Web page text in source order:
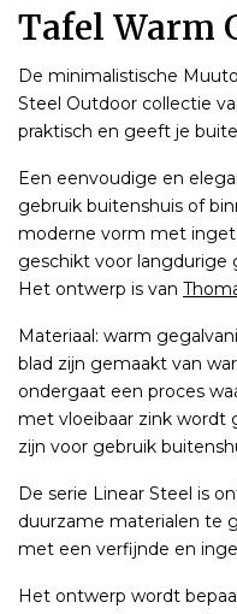
Tafel Warm
De minimalistische
Steel Outdoor collectie
praktisch en geeft je
Een eenvoudige en
gebruik buitenshuis of
moderne vorm met
geschikt voor langdurige
Het ontwerp is van
Materiaal: warm
blad zijn gemaakt van
ondergaat een proces
met vloeibaar zink wordt
zijn voor gebruik
De serie Linear Steel is
duurzame materialen te
met een verfijnde en
Het ontwerp wordt